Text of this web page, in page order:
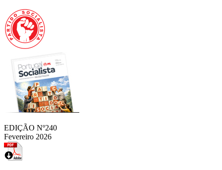
EDIÇÃO Nº240
Fevereiro 2026